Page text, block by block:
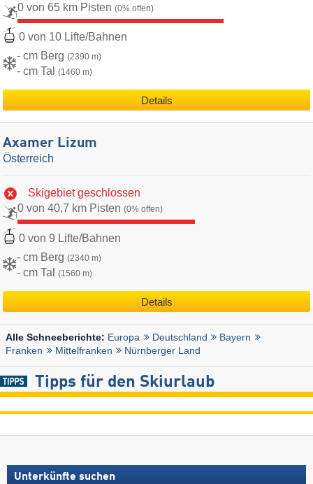
0 von 65 km Pisten (0% offen)
0 von 10 Lifte/Bahnen
- cm Berg (2390 m)
- cm Tal (1460 m)
Details
Axamer Lizum
Österreich
Skigebiet geschlossen
0 von 40,7 km Pisten (0% offen)
0 von 9 Lifte/Bahnen
- cm Berg (2340 m)
- cm Tal (1560 m)
Details
Alle Schneeberichte: Europa Deutschland
Bayern
Franken
Mittelfranken Nürnberger Land
Tipps für den Skiurlaub
Unterkünfte suchen